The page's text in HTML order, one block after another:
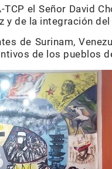
el Señor David
y de la integración
de Surinam,
de los pueblos